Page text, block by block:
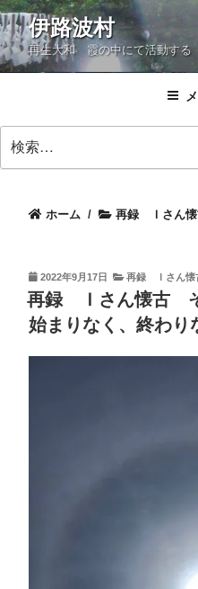
コ
ン
テ
ン
ス
伊路波村
再生大和 霞の中にて活動する
索:
ホーム / 再録 Ｉさん
投
稿
日:
2022年9月17日 再録 Ｉさん懐
再録 Ｉさん懐古
始まりなく、終わり